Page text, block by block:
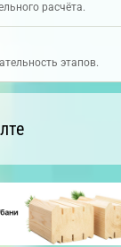
расчёта.
этапов.